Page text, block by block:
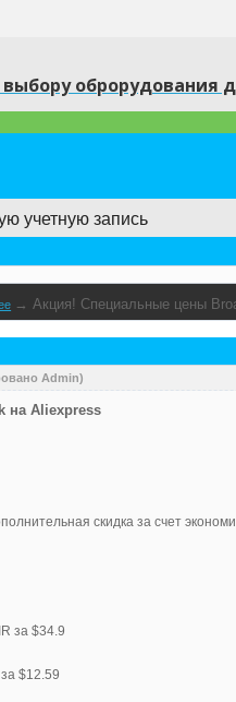
оброрудования
учетную запись
→ Акция! Специальные цены
Admin)
на Aliexpress
скидка за счет
за $34.9
$12.59